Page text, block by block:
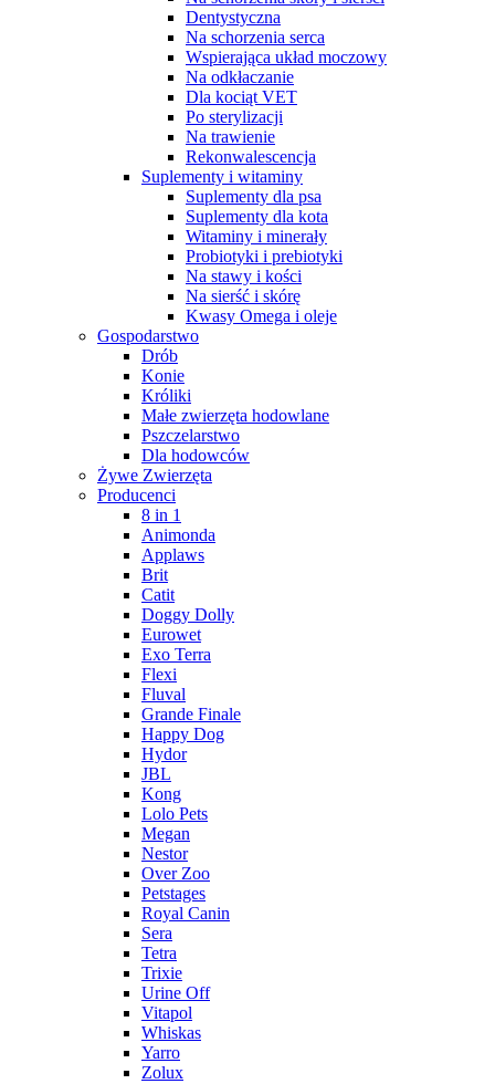
Dentystyczna
Na schorzenia serca
Wspierająca układ moczowy
Na odkłaczanie
Dla kociąt VET
Po sterylizacji
Na trawienie
Rekonwalescencja
Suplementy i witaminy
Suplementy dla psa
Suplementy dla kota
Witaminy i minerały
Probiotyki i prebiotyki
Na stawy i kości
Na sierść i skórę
Kwasy Omega i oleje
Gospodarstwo
Drób
Konie
Króliki
Małe zwierzęta hodowlane
Pszczelarstwo
Dla hodowców
Żywe Zwierzęta
Producenci
8 in 1
Animonda
Applaws
Brit
Catit
Doggy Dolly
Eurowet
Exo Terra
Flexi
Fluval
Grande Finale
Happy Dog
Hydor
JBL
Kong
Lolo Pets
Megan
Nestor
Over Zoo
Petstages
Royal Canin
Sera
Tetra
Trixie
Urine Off
Vitapol
Whiskas
Yarro
Zolux